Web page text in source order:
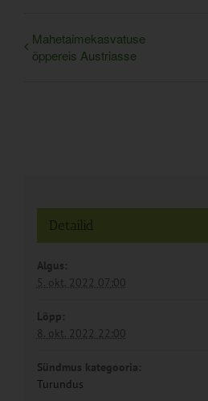
Mahetaimekasvatuse
õppereis Austriasse
Detailid
Algus:
5. okt. 2022 07:00
Lõpp:
8. okt. 2022 22:00
Sündmus kategooria:
Turundus